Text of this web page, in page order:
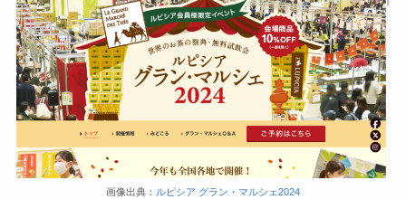
画像出典： ルピシア グラン・マルシェ2024